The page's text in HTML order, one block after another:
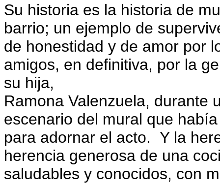
Su historia es la historia de
barrio; un ejemplo de
de honestidad y de amor por
amigos, en definitiva, por la
su hija,
Ramona Valenzuela, durante
escenario del mural que
para adornar el acto.
Y la
herencia generosa de una
saludables y conocidos, con